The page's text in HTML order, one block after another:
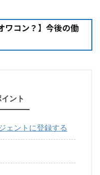
ワコン？】今後の働
ント
ェントに登録する